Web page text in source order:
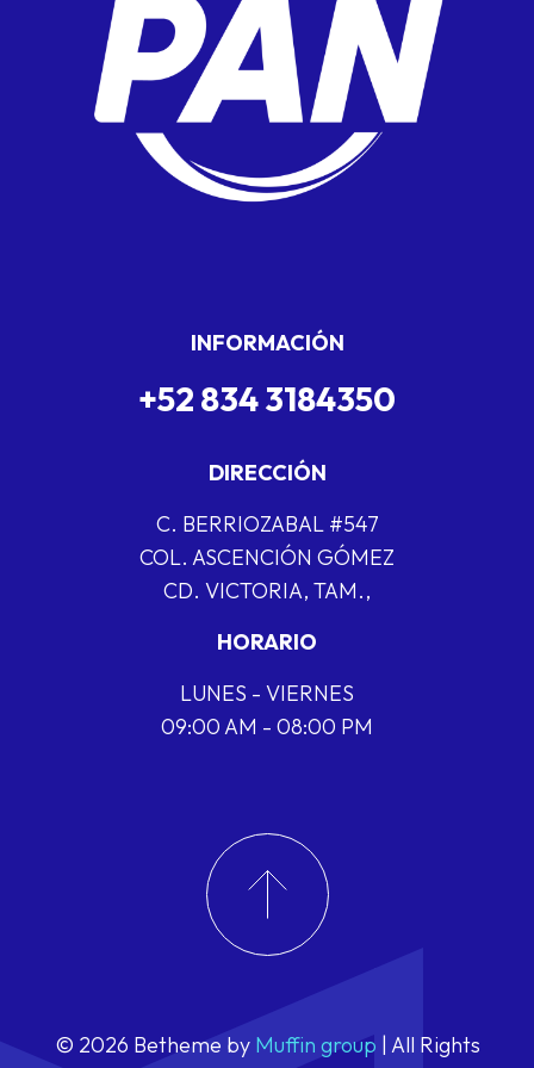
INFORMACIÓN
+52 834 3184350
DIRECCIÓN
C. BERRIOZABAL #547
COL. ASCENCIÓN GÓMEZ
CD. VICTORIA, TAM.,
HORARIO
LUNES - VIERNES
09:00 AM - 08:00 PM
© 2026 Betheme by Muffin group | All Rights